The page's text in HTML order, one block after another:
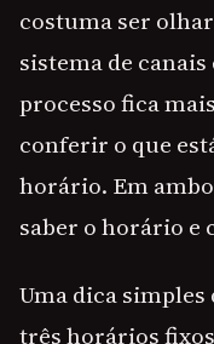
costuma ser
sistema de
processo fica
conferir o que
horário. Em
saber o horário e
Uma dica simples
três horários